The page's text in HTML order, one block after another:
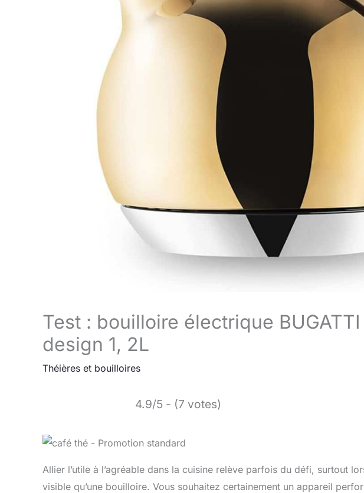
Test : bouilloire électrique
design 1, 2L
Théières et bouilloires
4.9/5 - (7 votes)
Allier l’utile à l’agréable dans la cuisine relève parfois du défi, surtout
visible qu’une bouilloire. Vous souhaitez certainement un appareil